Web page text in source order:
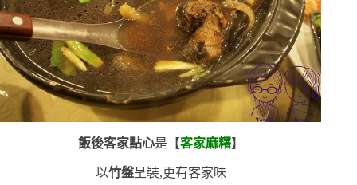
飯後客家點心是【客家麻糬】
以竹盤呈裝,更有客家味